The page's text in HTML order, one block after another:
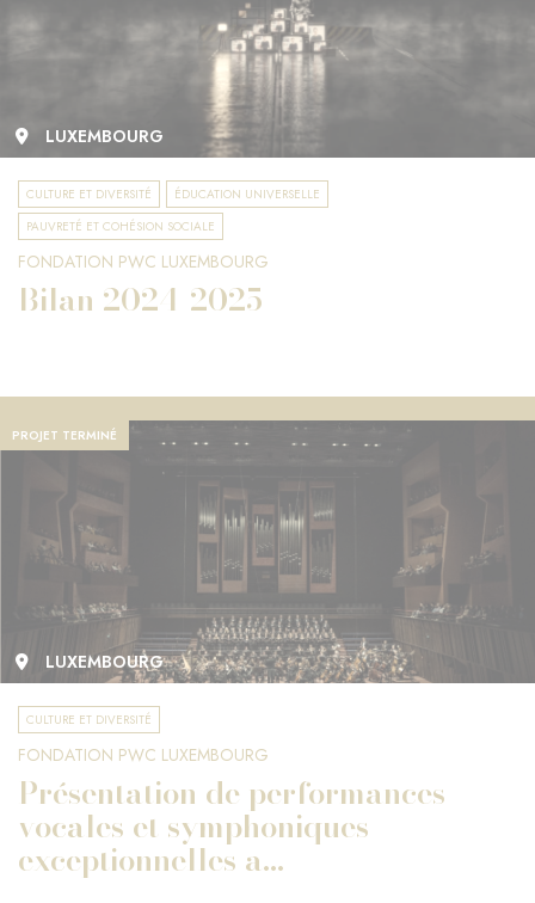
LUXEMBOURG
CULTURE ET DIVERSITÉ
ÉDUCATION UNIVERSELLE
PAUVRETÉ ET COHÉSION SOCIALE
FONDATION PWC LUXEMBOURG
Bilan 2024-2025
PROJET TERMINÉ
LUXEMBOURG
CULTURE ET DIVERSITÉ
FONDATION PWC LUXEMBOURG
Présentation de performances
vocales et symphoniques
exceptionnelles a...